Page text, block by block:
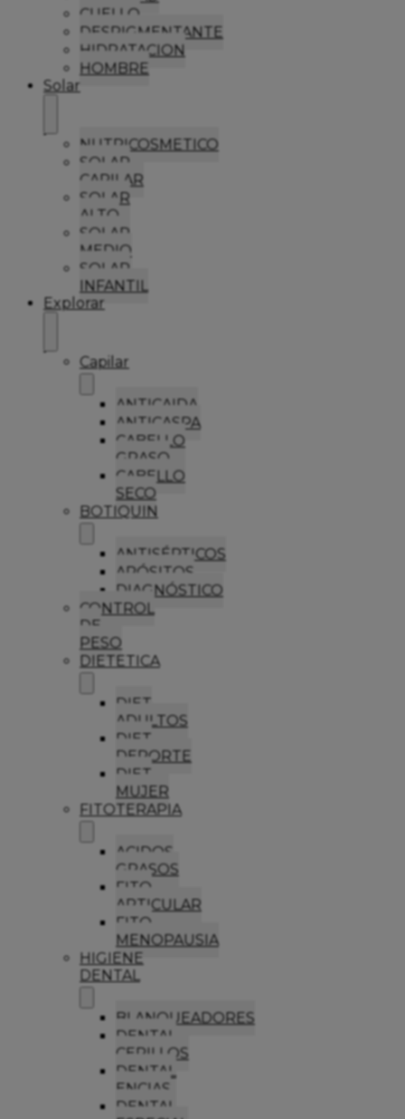
CUELLO
DESPIGMENTANTE
HIDRATACION
HOMBRE
Solar
NUTRICOSMETICO
SOLAR
CAPILAR
SOLAR
ALTO
SOLAR
MEDIO
SOLAR
INFANTIL
Explorar
Capilar
ANTICAIDA
ANTICASPA
CABELLO
GRASO
CABELLO
SECO
BOTIQUIN
ANTISÉPTICOS
APÓSITOS
DIAGNÓSTICO
CONTROL
DE
PESO
DIETETICA
DIET
ADULTOS
DIET
DEPORTE
DIET
MUJER
FITOTERAPIA
ACIDOS
GRASOS
FITO
ARTICULAR
FITO
MENOPAUSIA
HIGIENE
DENTAL
BLANQUEADORES
DENTAL
CEPILLOS
DENTAL
ENCIAS
DENTAL